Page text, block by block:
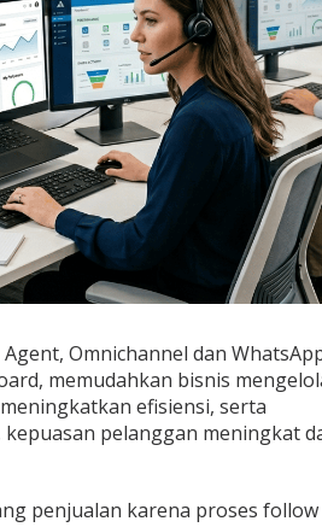
Omnichannel dan
memudahkan bisnis
efisiensi, serta
pelanggan meningkat
penjualan karena proses follow
Negeri, Bupati
Kota Lubuk
2026 Di
Wali Kota
Rakornas
Daerah
Universitas
Ketua DPRD